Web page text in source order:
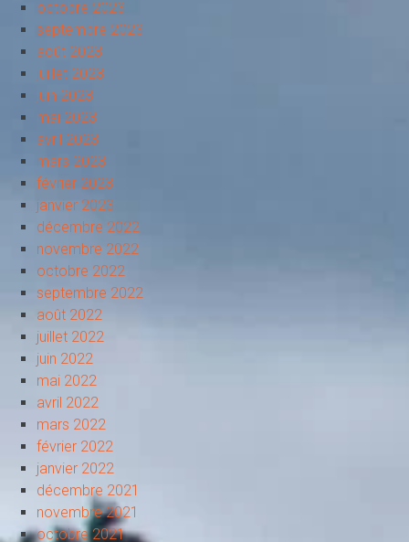
octobre 2023
septembre 2023
août 2023
juillet 2023
juin 2023
mai 2023
avril 2023
mars 2023
février 2023
janvier 2023
décembre 2022
novembre 2022
octobre 2022
septembre 2022
août 2022
juillet 2022
juin 2022
mai 2022
avril 2022
mars 2022
février 2022
janvier 2022
décembre 2021
novembre 2021
octobre 2021